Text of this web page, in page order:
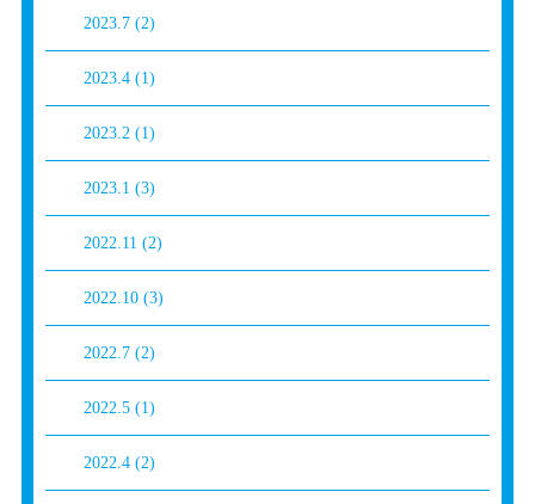
2023.7 (2)
2023.4 (1)
2023.2 (1)
2023.1 (3)
2022.11 (2)
2022.10 (3)
2022.7 (2)
2022.5 (1)
2022.4 (2)